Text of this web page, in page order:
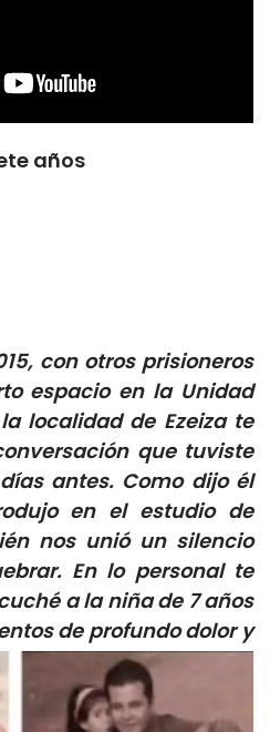
años
con otros prisioneros
espacio en la Unidad
localidad de Ezeiza te
que tuviste
antes. Como dijo él
en el estudio de
nos unió un silencio
En lo personal te
a la niña de 7 años
de profundo dolor y